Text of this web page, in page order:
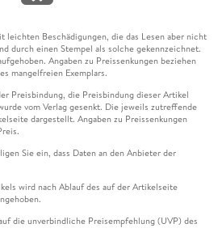
leichten Beschädigungen, die das Lesen aber nicht
durch einen Stempel als solche gekennzeichnet.
Angaben zu Preissenkungen beziehen
mangelfreien Exemplars.
Preisbindung, die Preisbindung dieser Artikel
vom Verlag gesenkt. Die jeweils zutreffende
dargestellt. Angaben zu Preissenkungen
Sie ein, dass Daten an den Anbieter der
wird nach Ablauf des auf der Artikelseite
die unverbindliche Preisempfehlung (UVP) des